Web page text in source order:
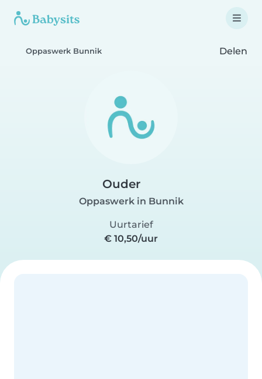
Oppaswerk Bunnik Delen
Ouder
Oppaswerk in Bunnik
Uurtarief
€ 10,50/uur